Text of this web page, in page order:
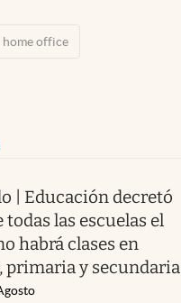
home office
| Educación decretó
todas las escuelas el
habrá clases en
primaria y secundaria